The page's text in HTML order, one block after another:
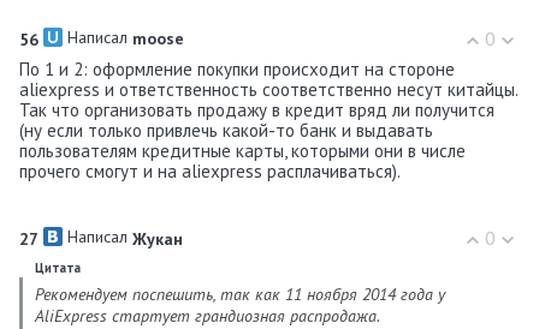
0
56 Написал moose
По 1 и 2: оформление покупки происходит на стороне
aliexpress и ответственность соответственно несут китайцы.
Так что организовать продажу в кредит вряд ли получится
(ну если только привлечь какой-то банк и выдавать
пользователям кредитные карты, которыми они в числе
прочего смогут и на aliexpress расплачиваться).
0
27 Написал Жукан
Цитата
Рекомендуем поспешить, так как 11 ноября 2014 года у
AliExpress стартует грандиозная распродажа.